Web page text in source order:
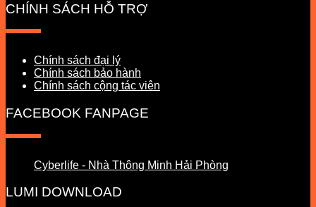
CHÍNH SÁCH HỖ TRỢ
Chính sách đại lý
Chính sách bảo hành
Chính sách cộng tác viên
FACEBOOK FANPAGE
Cyberlife - Nhà Thông Minh Hải Phòng
LUMI DOWNLOAD